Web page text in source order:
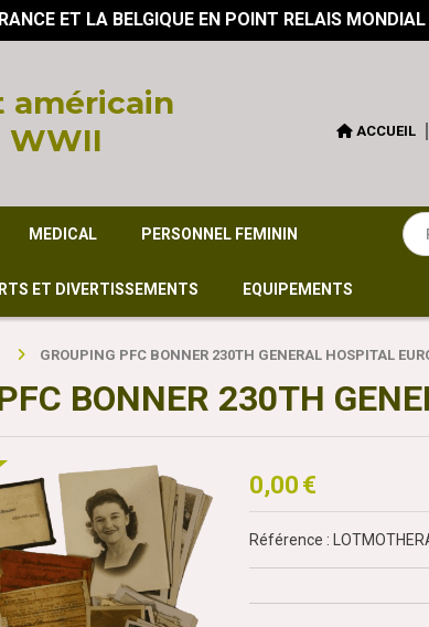
ET LA BELGIQUE EN POINT RELAIS
américain
WWII
ACCUEIL
MEDICAL PERSONNEL FEMININ
ET DIVERTISSEMENTS EQUIPEMENTS
GROUPING PFC BONNER 230TH GENERAL HOSPITAL
BONNER 230TH
0,00 €
Référence :